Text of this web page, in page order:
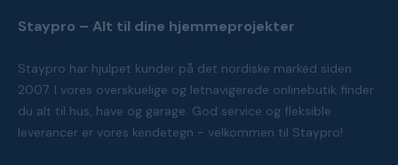
Staypro – Alt til dine hjemmeprojekter
Staypro har hjulpet kunder på det nordiske marked siden
2007. I vores overskuelige og letnavigerede onlinebutik finder
du alt til hus, have og garage. God service og fleksible
leverancer er vores kendetegn - velkommen til Staypro!